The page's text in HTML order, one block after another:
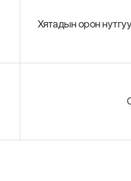
Хятадын орон